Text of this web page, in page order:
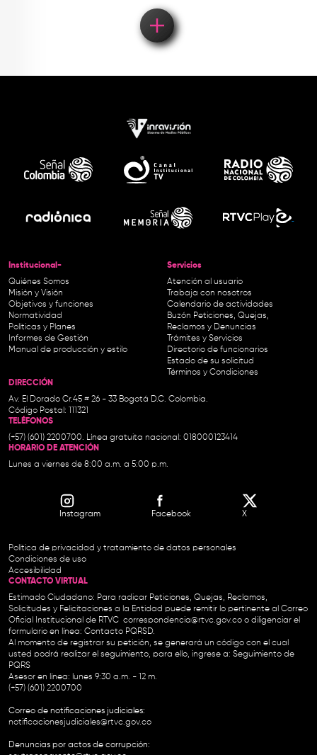
Institucional-
Quiénes Somos
Misión y Visión
Objetivos y funciones
Normatividad
Políticas y Planes
Informes de Gestión
Manual de producción y estilo
Servicios
Atención al usuario
Trabaja con nosotros
Calendario de actividades
Buzón Peticiones, Quejas,
Reclamos y Denuncias
Trámites y Servicios
Directorio de funcionarios
Estado de su solicitud
Términos y Condiciones
DIRECCIÓN
Av. El Dorado Cr.45 # 26 - 33 Bogotá D.C. Colombia.
Código Postal: 111321
TELÉFONOS
(+57) (601) 2200700. Línea gratuita nacional: 018000123414
HORARIO DE ATENCIÓN
Lunes a viernes de 8:00 a.m. a 5:00 p.m.
Instagram Facebook X
Política de privacidad y tratamiento de datos personales
Condiciones de uso
Accesibilidad
CONTACTO VIRTUAL
Estimado Ciudadano: Para radicar Peticiones, Quejas, Reclamos,
Solicitudes y Felicitaciones a la Entidad puede remitir lo pertinente al Correo
Oficial Institucional de RTVC correspondencia@rtvc.gov.co o diligenciar el
formulario en línea: Contacto PQRSD.
Al momento de registrar su petición, se generará un código con el cual
usted podrá realizar el seguimiento, para ello, ingrese a: Seguimiento de
PQRS
Asesor en línea: lunes 9:30 a.m. - 12 m.
(+57) (601) 2200700
Correo de notificaciones judiciales:
notificacionesjudiciales@rtvc.gov.co
Denuncias por actos de corrupción: